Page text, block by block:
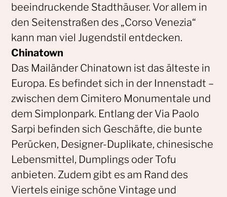
beeindruckende Stadthäuser. Vor allem in
den Seitenstraßen des „Corso Venezia“
kann man viel Jugendstil entdecken.
Chinatown
Das Mailänder Chinatown ist das älteste in
Europa. Es befindet sich in der Innenstadt –
zwischen dem Cimitero Monumentale und
dem Simplonpark. Entlang der Via Paolo
Sarpi befinden sich Geschäfte, die bunte
Perücken, Designer-Duplikate, chinesische
Lebensmittel, Dumplings oder Tofu
anbieten. Zudem gibt es am Rand des
Viertels einige schöne Vintage und